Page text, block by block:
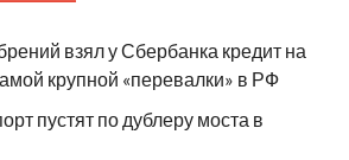
взял у Сбербанка кредит на
крупной «перевалки» в РФ
пустят по дублеру моста в